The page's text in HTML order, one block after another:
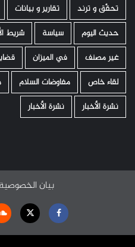
تحقّق و ترند
تقارير و بيانات
حديث اليوم
سياسة شريط
غير مصنف
في الميزان
لقاء خاص
مفاوضات السلام
نشرة الأخبار
نشرة الأخبار
بيان الخصوصية
Facebook
Twitter